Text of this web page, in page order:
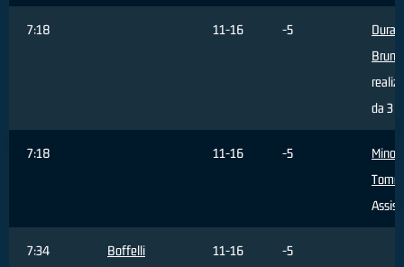
7:18 11-16 -5
Bruno
da 3
7:18 11-16 -5
Minoli
Assist
7:34
Boffelli
11-16 -5